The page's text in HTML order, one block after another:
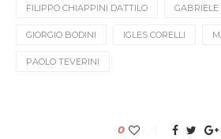
FILIPPO CHIAPPINI DATTILO
GIORGIO BODINI IGLES CORELLI
PAOLO TEVERINI
0